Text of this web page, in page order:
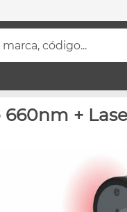
código...
+